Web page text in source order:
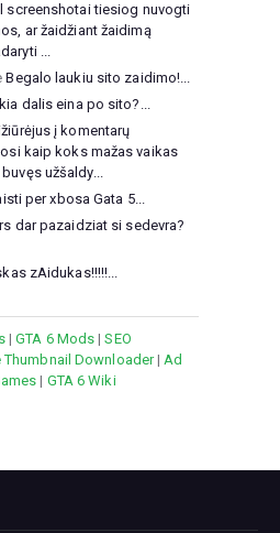
screenshotai tiesiog nuvogti
ar žaidžiant žaidimą
...
Begalo laukiu sito zaidimo!...
dalis eina po sito?...
į komentarų
kaip koks mažas vaikas
užšaldy...
per xbosa Gata 5...
dar pazaidziat si sedevra?
zAidukas!!!!!...
|GTA 6 Mods |SEO
Thumbnail Downloader|Ad
| GTA 6 Wiki